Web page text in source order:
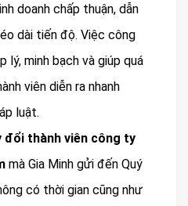
doanh chấp thuận, dẫn
dài tiến độ. Việc công
lý, minh bạch và giúp quá
viên diễn ra nhanh
luật.
đổi thành viên công ty
mà Gia Minh gửi đến Quý
có thời gian cũng như